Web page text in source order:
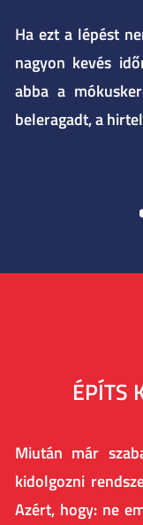
Ha ezt a lépést
nagyon kevés
abba a
beleragadt, a
ÉPÍTS
Miután már
kidolgozni
Azért, hogy: ne